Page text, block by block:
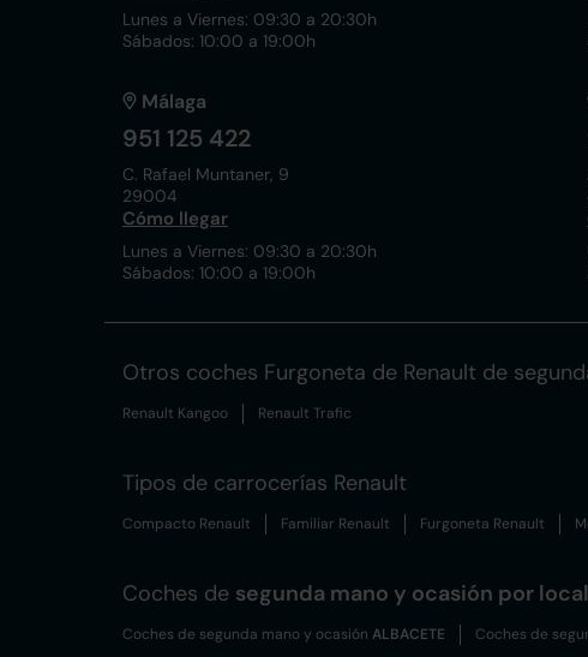
Lunes a Viernes: 09:30 a 20:30h
Sábados: 10:00 a 19:00h
Málaga
951 125 422
C. Rafael Muntaner, 9
29004
Cómo llegar
Lunes a Viernes: 09:30 a 20:30h
Sábados: 10:00 a 19:00h
Otros coches Furgoneta de Renault de
Renault Kangoo Renault Trafic
Tipos de carrocerías Renault
Compacto Renault Familiar Renault Furgoneta Renault
Coches de segunda mano y ocasión por
Coches de segunda mano y ocasión ALBACETE Coches de